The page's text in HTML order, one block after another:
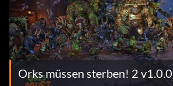
Orks müssen sterben! 2